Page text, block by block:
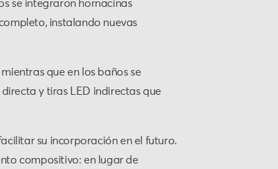
se integraron hornacinas
instalando nuevas
que en los baños se
y tiras LED indirectas que
su incorporación en el futuro.
compositivo: en lugar de